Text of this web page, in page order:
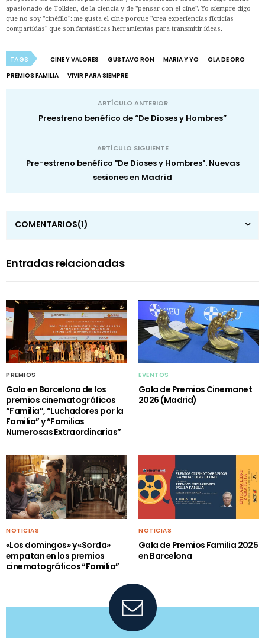
apasionado de Tolkien, de la ciencia y de "pensar con el cine". Yo siempre digo
que no soy "cinéfilo": me gusta el cine porque "crea experiencias ficticias
compartidas" que son fantásticas herramientas para transmitir ideas.
TAGS CINE Y VALORES GUSTAVO RON MARIA Y YO
OLA DE ORO
PREMIOS FAMILIA
VIVIR PARA SIEMPRE
ARTÍCULO ANTERIOR
Preestreno benéfico de “De Dioses y Hombres”
ARTÍCULO SIGUIENTE
Pre-estreno benéfico "De Dioses y Hombres". Nuevas
sesiones en Madrid
COMENTARIOS(1)
Entradas relacionadas
PREMIOS
Gala en Barcelona de los
premios cinematográficos
“Familia”, “Luchadores por la
Familia” y “Familias
Numerosas Extraordinarias”
EVENTOS
Gala de Premios Cinemanet
2026 (Madrid)
NOTICIAS
«Los domingos» y «Sorda»
empatan en los premios
cinematográficos “Familia”
NOTICIAS
Gala de Premios Familia 2025
en Barcelona